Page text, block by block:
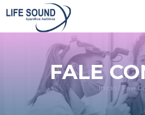
FALE
Início / Fale